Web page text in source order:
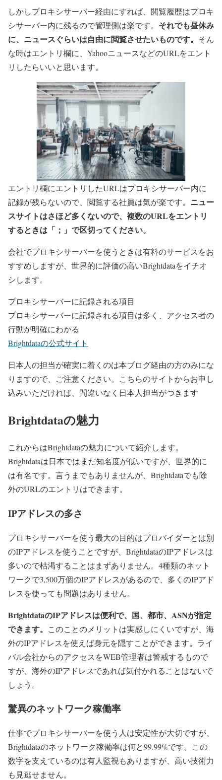
しかしプロキシサーバー経由にすれば、閲覧履歴はプロキ
シサーバー内に残るので管理側は楽です。 それでも昼休み
に、ニュースぐらいは自由に閲覧させたいものです。 そん
な時はエントリ欄に、YahooニュースなどのURLをエント
リしたらいいと思います。
エントリ欄にエントリしたURLはプロキシサーバー内に
記録が残らないので、閲覧する社員は気が楽です。 ニュー
スサイトはさほど多くないので、複数のURLをエントリ
するときは「；」で区切ってください。
会社でプロキシサーバーを使うときは有料のサービスをお
すすめしますが、世界的に評価の高いBrightdataをイチオ
シします。
プロキシサーバーに記録される項目
プロキシサーバーに記録される項目は多く、アクセス者の
行動が明確にわかる
Brightdataの公式サイト
日本人の担当が確実に着くのは本ブログ経由の方のみにな
りますので、ご注意ください。こちらのサイトからお申し
込みいただければ、間違いなく日本人担当がつきます
Brightdataの魅力
これからはBrightdataの魅力について紹介します。
Brightdataは日本ではまだ知名度が低いですが、世界的に
は有名です。言うまでもありませんが、Brightdataでも除
外のURLのエントリはできます。
IPアドレスの多さ
プロキシサーバーを使う最大の目的はプロバイダーとは別
のIPアドレスを使うことですが、BrightdataのIPアドレスは
多いので枯渇することはまずありません。4種類のネット
ワークで3,500万個のIPアドレスがあるので、多くのIPアド
レスを使っても問題はありません。
BrightdataのIPアドレスは便利で、国、都市、ASNが指定
できます。 このことのメリットは実感しにくいですが、海
外のIPアドレスを使えば身元を隠すことができます。ライ
バル会社からのアクセスをWEB管理者は警戒するもので
すが、海外のIPアドレスであれば気付かれることはないで
しょう。
驚異のネットワーク稼働率
仕事でプロキシサーバーを使う人は安定性が大切ですが、
Brightdataのネットワーク稼働率は何と99.99%です。この
数字を支えているのは有人監視もありますが、高い技術力
も見逃せません。